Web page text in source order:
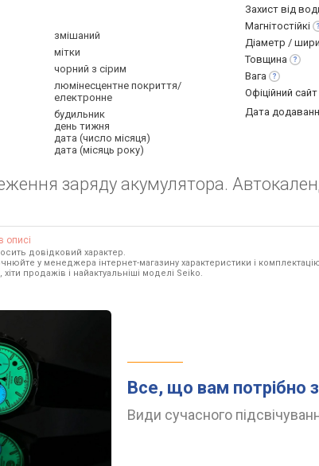
змішаний
мітки
чорний з сірим
люмінесцентне покриття/
електронне
будильник
день тижня
дата (число місяця)
дата (місяць року)
Захист від
Магнітостійкі
Діаметр /
Товщина
Вага
Офіційний сайт
Дата
заряду акумулятора.
описі
довідковий характер.
у менеджера інтернет-магазину характеристики і
продажів і найактуальніші моделі Seiko.
Все, що вам потрібно
Види сучасного